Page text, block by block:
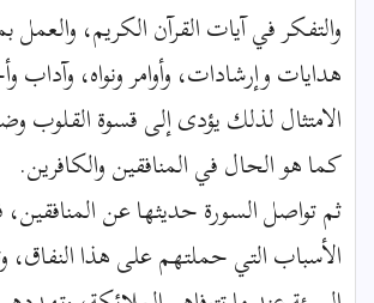
والتفكر في آيات القرآن الكريم، والعمل
هدايات وإرشادات، وأوامر ونواه، وآداب
الامتثال لذلك يؤدى إلى قسوة القلوب
كما هو الحال في المنافقين والكافرين.
ثم تواصل السورة حديثها عن
الأسباب التي حملتهم على هذا النفاق،